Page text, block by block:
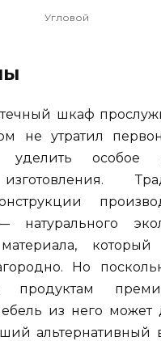
Угловой
шкаф
не утратил
особое
который
Но
продуктам
из него может
альтернативный